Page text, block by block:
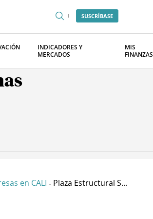
SUSCRÍBASE
INDICADORES Y
MERCADOS
MIS
FINANZAS
en CALI - Plaza Estructural S...